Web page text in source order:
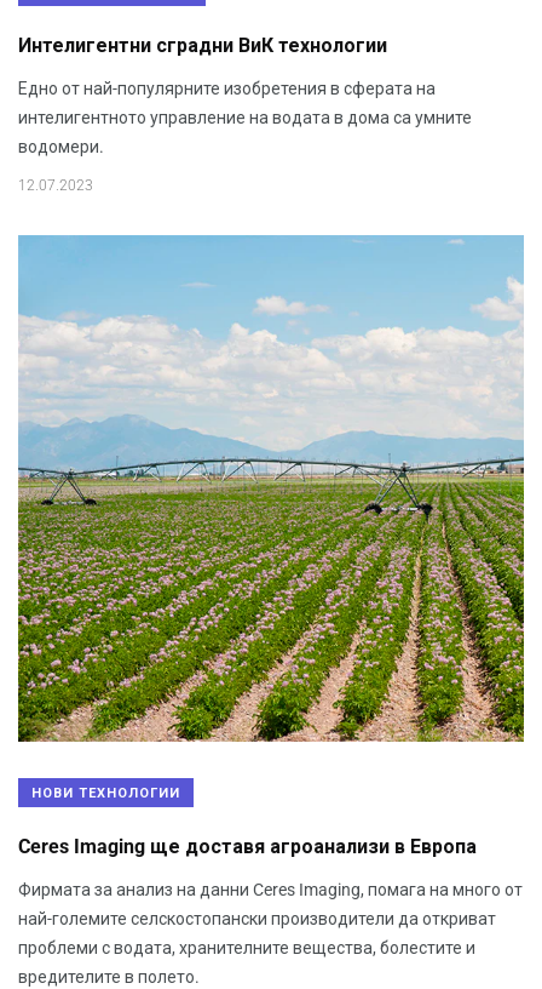
Интелигентни сградни ВиК технологии
Едно от най-популярните изобретения в сферата на
интелигентното управление на водата в дома са умните
водомери.
12.07.2023
НОВИ ТЕХНОЛОГИИ
Ceres Imaging ще доставя агроанализи в Европа
Фирмата за анализ на данни Ceres Imaging, помага на много от
най-големите селскостопански производители да откриват
проблеми с водата, хранителните вещества, болестите и
вредителите в полето.